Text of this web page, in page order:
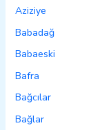
Aziziye
Babadağ
Babaeski
Bafra
Bağcılar
Bağlar